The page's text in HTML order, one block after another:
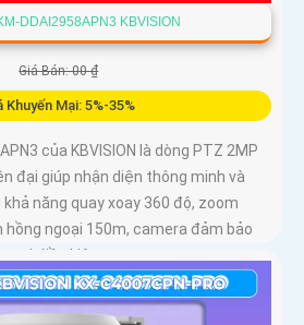
DDAI2958APN3 KBVISION
Giá Bán: 00 ₫
Khuyến Mại: 5%-35%
của KBVISION là dòng PTZ 2MP
đại giúp nhận diện thông minh và
năng quay xoay 360 độ, zoom
hồng ngoại 150m, camera đảm bảo
điều kiện